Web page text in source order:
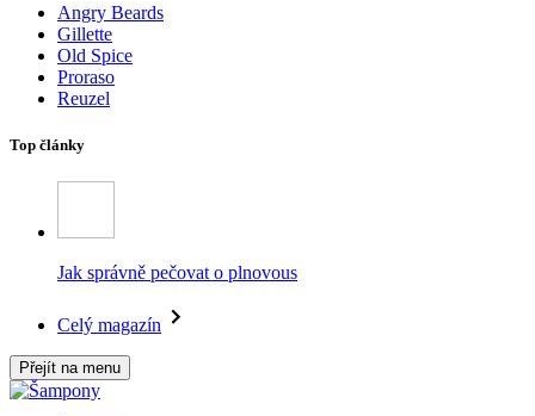
Angry Beards
Gillette
Old Spice
Proraso
Reuzel
Top články
Jak správně pečovat o plnovous
Celý magazín
Přejít na menu